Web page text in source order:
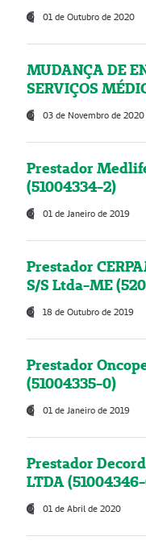
01 de Outubro de 2020
MUDANÇA DE
SERVIÇOS
03 de Novembro de 2020
Prestador
(51004334-2)
01 de Janeiro de 2019
Prestador
S/S Ltda-ME
18 de Outubro de 2019
Prestador
(51004335-0)
01 de Janeiro de 2019
Prestador
LTDA
01 de Abril de 2020